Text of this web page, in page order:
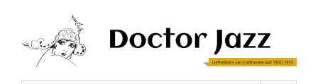
inhoud